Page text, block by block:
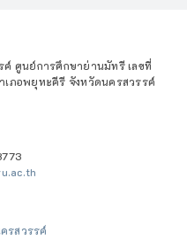
ศูนย์การศึกษาย่านมัทรี เลขที่
ภอพยุหะคีรี จังหวัดนครสวรรค์
รสวรรค์